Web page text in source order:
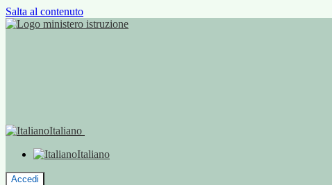
Salta al contenuto
Italiano
Italiano
Accedi